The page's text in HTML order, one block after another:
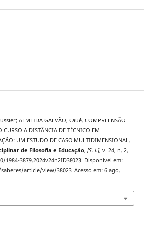
ALMEIDA GALVÃO, Cauê. COMPREENSÃO
CURSO A DISTÂNCIA DE TÉCNICO EM
UM ESTUDO DE CASO MULTIDIMENSIONAL.
de Filosofia e Educação, [S. l.], v. 24, n. 2,
1984-3879.2024v24n2ID38023. Disponível em:
article/view/38023. Acesso em: 6 ago.